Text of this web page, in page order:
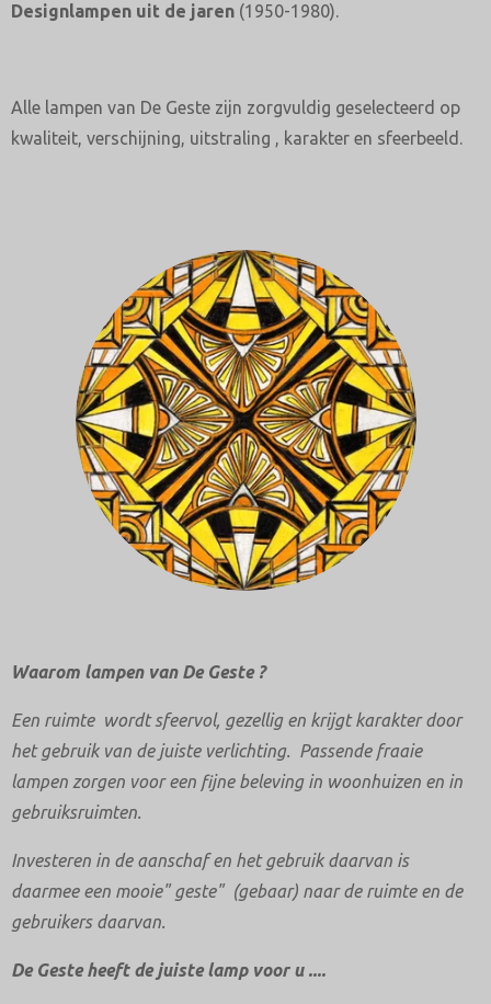
Designlampen uit de jaren (1950-1980).
Alle lampen van De Geste zijn zorgvuldig geselecteerd op
kwaliteit, verschijning, uitstraling , karakter en sfeerbeeld.
Waarom lampen van De Geste ?
Een ruimte wordt sfeervol, gezellig en krijgt karakter door
het gebruik van de juiste verlichting. Passende fraaie
lampen zorgen voor een fijne beleving in woonhuizen en in
gebruiksruimten.
Investeren in de aanschaf en het gebruik daarvan is
daarmee een mooie" geste" (gebaar) naar de ruimte en de
gebruikers daarvan.
De Geste heeft de juiste lamp voor u ....